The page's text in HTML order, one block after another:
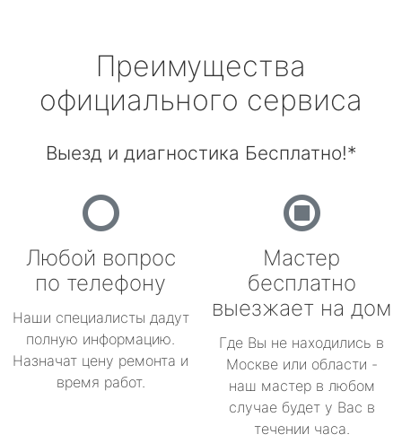
Преимущества
официального сервиса
Выезд и диагностика Бесплатно!*
Любой вопрос
по телефону
Наши специалисты дадут
полную информацию.
Назначат цену ремонта и
время работ.
Мастер
бесплатно
выезжает на дом
Где Вы не находились в
Москве или области -
наш мастер в любом
случае будет у Вас в
течении часа.